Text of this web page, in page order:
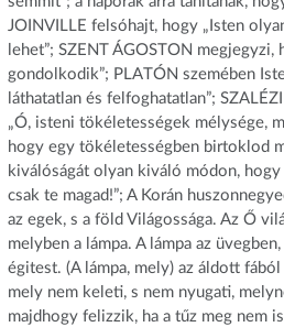
JOINVILLE felsóhajt, hogy „Isten
lehet”; SZENT ÁGOSTON megjegyzi,
gondolkodik”; PLATÓN szemében
láthatatlan és felfoghatatlan”;
„Ó, isteni tökéletességek mélysége,
hogy egy tökéletességben birtoklod
kiválóságát olyan kiváló módon,
csak te magad!”; A Korán
az egek, s a föld Világossága. Az Ő
melyben a lámpa. A lámpa az
égitest. (A lámpa, mely) az áldott
mely nem keleti, s nem nyugati,
majdhogy felizzik, ha a tűz meg nem